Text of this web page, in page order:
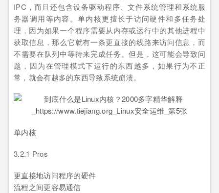
IPC，而且还包含设备驱动程序、文件系统管理和系统服
务器调用等内容。单内核更擅长于访问硬件和多任务处
理，因为如果一个程序需要从内存或运行中的其他进程中
获取信息，那么它就有一条更直接的线路来访问信息，而
不需要在队列中等待来完成任务。但是，这可能会导致问
题，因为在管理模式下运行的东西越多，如果行为不正
常，就会有越多的东西导致系统崩溃。
单内核
3.2.1 Pros
更直接地访问程序的硬件
流程之间更容易通信